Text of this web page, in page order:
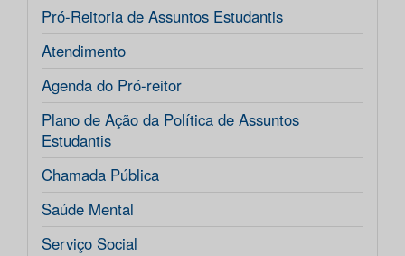
Pró-Reitoria de Assuntos Estudantis
Atendimento
Agenda do Pró-reitor
Plano de Ação da Política de Assuntos
Estudantis
Chamada Pública
Saúde Mental
Serviço Social